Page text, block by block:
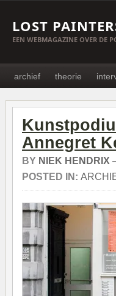
LOST
EEN WEBMAGAZINE OVER DE
archief theorie
Annegret
BY NIEK HENDRIX
POSTED IN: